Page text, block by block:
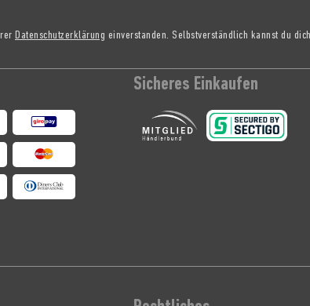
Datenschutzerklärung einverstanden. Selbstverständlich kannst du
Sicheres Einkaufen